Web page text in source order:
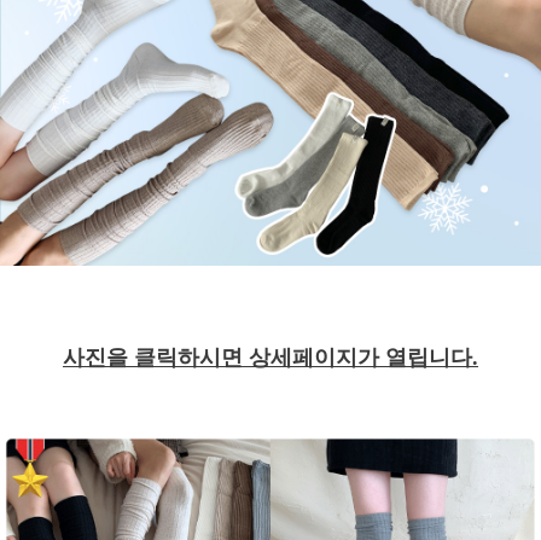
사진을 클릭하시면 상세페이지가 열립니다.